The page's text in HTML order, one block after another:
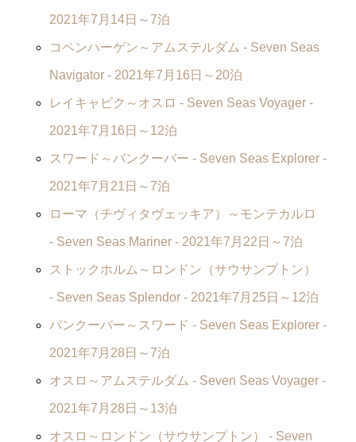
2021年7月14日～7泊
コペンハーゲン～アムステルダム - Seven Seas
Navigator- 2021年7月16日～20泊
レイキャビク～オスロ - Seven Seas Voyager-
2021年7月16日～12泊
スワード～バンクーバー - Seven Seas Explorer-
2021年7月21日～7泊
ローマ（チヴィタヴェッキア）～モンテカルロ
- Seven Seas Mariner- 2021年7月22日～7泊
ストックホルム～ロンドン（サウサンプトン）
- Seven Seas Splendor- 2021年7月25日～12泊
バンクーバー～スワード - Seven Seas Explorer-
2021年7月28日～7泊
オスロ～アムステルダム - Seven Seas Voyager-
2021年7月28日～13泊
オスロ～ロンドン（サウサンプトン） - Seven